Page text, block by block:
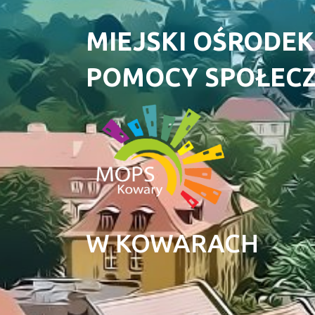
MIEJSKI OŚRODEK
POMOCY
W KOWARACH